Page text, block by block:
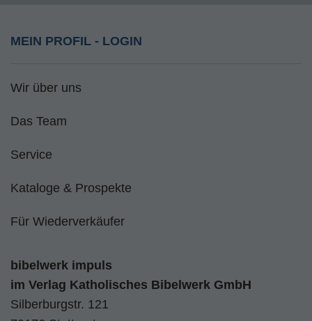
MEIN PROFIL - LOGIN
Wir über uns
Das Team
Service
Kataloge & Prospekte
Für Wiederverkäufer
bibelwerk impuls
im Verlag Katholisches Bibelwerk GmbH
Silberburgstr. 121